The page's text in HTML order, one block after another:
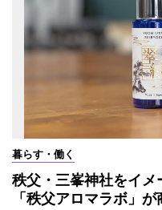
暮らす・働く
秩父・三峯神社をイ
「秩父アロマラボ」が